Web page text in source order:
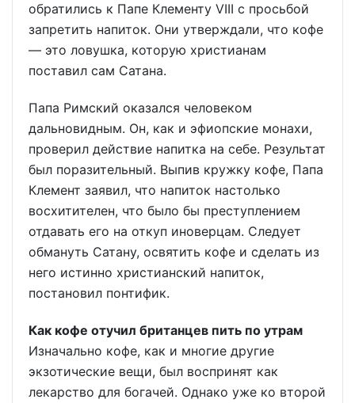
обратились к Папе Клементу VIII с просьбой
запретить напиток. Они утверждали, что кофе
— это ловушка, которую христианам
поставил сам Сатана.
Папа Римский оказался человеком
дальновидным. Он, как и эфиопские монахи,
проверил действие напитка на себе. Результат
был поразительный. Выпив кружку кофе, Папа
Клемент заявил, что напиток настолько
восхитителен, что было бы преступлением
отдавать его на откуп иноверцам. Следует
обмануть Сатану, освятить кофе и сделать из
него истинно христианский напиток,
постановил понтифик.
Как кофе отучил британцев пить по утрам
Изначально кофе, как и многие другие
экзотические вещи, был воспринят как
лекарство для богачей. Однако уже ко второй